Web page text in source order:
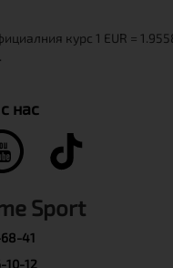
нас
Sport
41
10-12